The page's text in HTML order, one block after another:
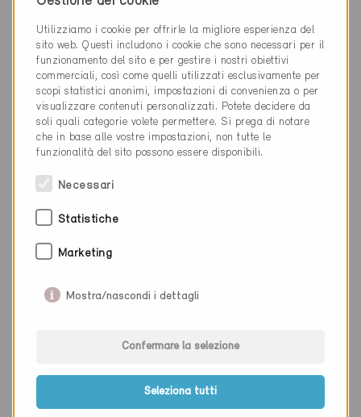
Cheseaux-sur-Lausanne 1033
Utilizziamo i cookie per offrirle la migliore esperienza del
sito web. Questi includono i cookie che sono necessari per il
funzionamento del sito e per gestire i nostri obiettivi
commerciali, così come quelli utilizzati esclusivamente per
scopi statistici anonimi, impostazioni di convenienza o per
visualizzare contenuti personalizzati. Potete decidere da
soli quali categorie volete permettere. Si prega di notare
che in base alle vostre impostazioni, non tutte le
funzionalità del sito possono essere disponibili.
Necessari
Statistiche
Marketing
Mostra/nascondi i dettagli
Confermare la selezione
Seleziona tutti